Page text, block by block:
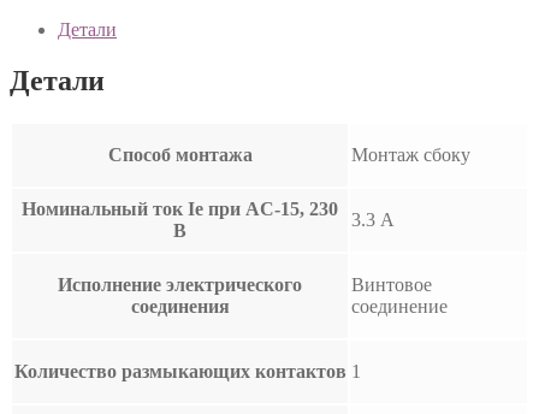
Детали
Детали
Способ монтажа Монтаж сбоку
Номинальный ток Ie при AC-15, 230
В
3.3 А
Исполнение электрического
соединения
Винтовое
соединение
Количество размыкающих контактов 1